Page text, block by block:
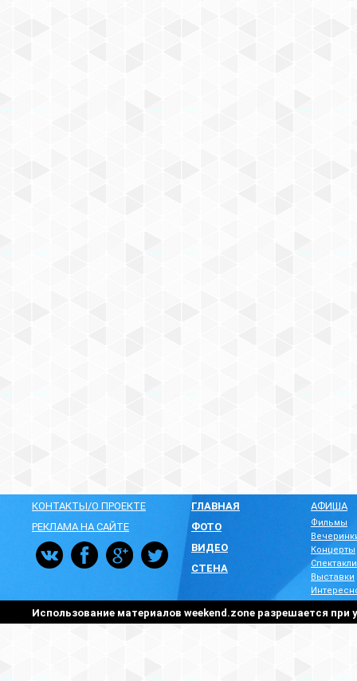
КОНТАКТЫ/О ПРОЕКТЕ
РЕКЛАМА НА САЙТЕ
ГЛАВНАЯ
ФОТО
ВИДЕО
СТЕНА
АФИША
Фильмы
Концерты
Спектакли
Выставки
Использование материалов weekend.zone разрешается